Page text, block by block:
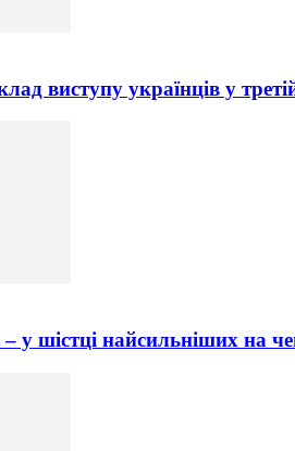
виступу українців у
у шістці найсильніших на